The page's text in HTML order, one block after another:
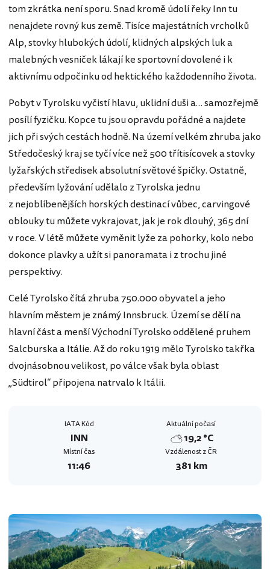
tom zkrátka není sporu. Snad kromě údolí řeky Inn tu
nenajdete rovný kus země. Tisíce majestátních vrcholků
Alp, stovky hlubokých údolí, klidných alpských luk a
malebných vesniček lákají ke sportovní dovolené i k
aktivnímu odpočinku od hektického každodenního života.
Pobyt v Tyrolsku vyčistí hlavu, uklidní duši a… samozřejmě
posílí fyzičku. Kopce tu jsou opravdu pořádné a najdete
jich při svých cestách hodně. Na území velkém zhruba jako
Středočeský kraj se tyčí více než 500 třítisícovek a stovky
lyžařských středisek absolutní světové špičky. Ostatně,
především lyžování udělalo z Tyrolska jednu
z nejoblíbenějších horských destinací vůbec, carvingové
oblouky tu můžete vykrajovat, jak je rok dlouhý, 365 dní
v roce. V létě můžete vyměnit lyže za pohorky, kolo nebo
dokonce plavky a užít si panoramata i z trochu jiné
perspektivy.
Celé Tyrolsko čítá zhruba 750.000 obyvatel a jeho
hlavním městem je známý Innsbruck. Území se dělí na
hlavní část a menší Východní Tyrolsko oddělené pruhem
Salcburska a Itálie. Až do roku 1919 mělo Tyrolsko takřka
dvojnásobnou velikost, po válce však byla oblast
„Südtirol“ připojena natrvalo k Itálii.
IATA Kód
INN
Aktuální počasí
19,2 °C
Místní čas
11:46
Vzdálenost z ČR
381 km